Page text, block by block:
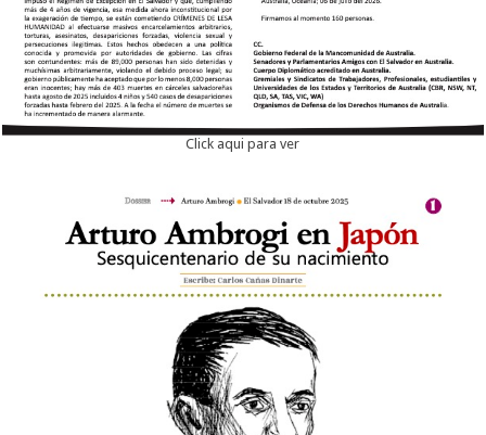
Click aqui para ver